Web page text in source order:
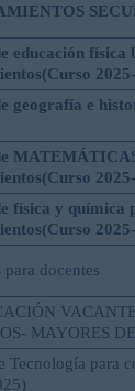
educación
geografía e
física y química
docentes
MAYORES
Tecnología para